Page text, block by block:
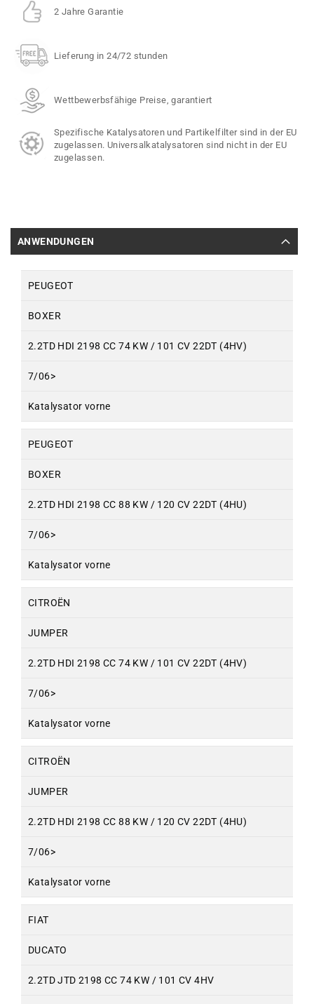
2 Jahre Garantie
Lieferung in 24/72 stunden
Wettbewerbsfähige Preise, garantiert
Spezifische Katalysatoren und Partikelfilter sind in der EU
zugelassen. Universalkatalysatoren sind nicht in der EU
zugelassen.
ANWENDUNGEN
PEUGEOT
BOXER
2.2TD HDI 2198 CC 74 KW / 101 CV 22DT (4HV)
7/06>
Katalysator vorne
PEUGEOT
BOXER
2.2TD HDI 2198 CC 88 KW / 120 CV 22DT (4HU)
7/06>
Katalysator vorne
CITROËN
JUMPER
2.2TD HDI 2198 CC 74 KW / 101 CV 22DT (4HV)
7/06>
Katalysator vorne
CITROËN
JUMPER
2.2TD HDI 2198 CC 88 KW / 120 CV 22DT (4HU)
7/06>
Katalysator vorne
FIAT
DUCATO
2.2TD JTD 2198 CC 74 KW / 101 CV 4HV